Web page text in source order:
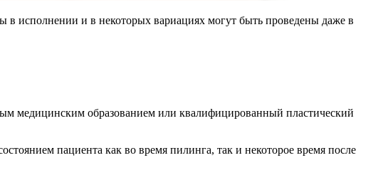
в исполнении и в некоторых вариациях могут быть проведены даже в
медицинским образованием или квалифицированный пластический
пациента как во время пилинга, так и некоторое время после